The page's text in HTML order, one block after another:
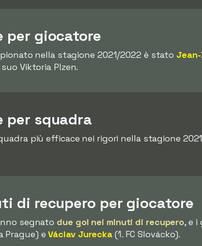
per giocatore
nella stagione 2021/2022 è stato
Viktoria Plzen.
per squadra
più efficace nei rigori nella stagione
di recupero per giocatore
segnato due gol nei minuti di recupero, e i
Prague) eVáclav Jurecka (1. FC Slovácko).